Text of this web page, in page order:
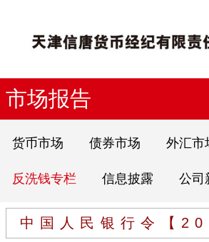
市场报告
货币市场 债券市场 外汇市
反洗钱专栏 信息披露 公司
中国人民银行令【